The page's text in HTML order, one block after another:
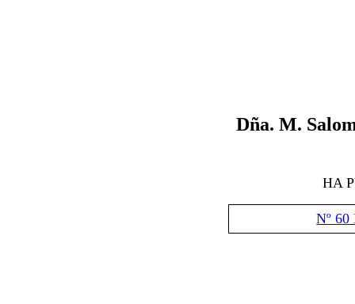
Dña. M.
HA
Nº 60